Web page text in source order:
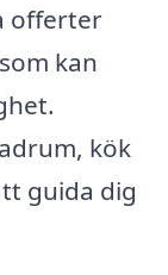
offerter
kan
kök
guida dig